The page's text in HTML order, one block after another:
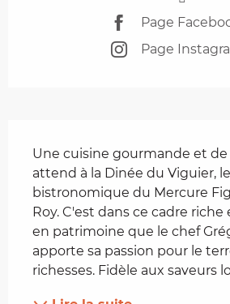
Page
Page
Une cuisine gourmande et de
attend à la Dinée du Viguier,
bistronomique du Mercure
Roy. C'est dans ce cadre
en patrimoine que le chef
apporte sa passion pour le
richesses. Fidèle aux saveurs